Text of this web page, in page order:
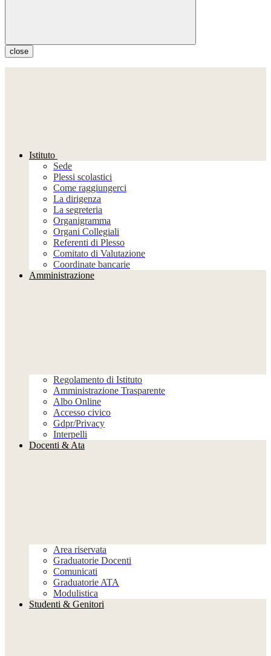
close
Istituto
Sede
Plessi scolastici
Come raggiungerci
La dirigenza
La segreteria
Organigramma
Organi Collegiali
Referenti di Plesso
Comitato di Valutazione
Coordinate bancarie
Amministrazione
Regolamento di Istituto
Amministrazione Trasparente
Albo Online
Accesso civico
Gdpr/Privacy
Interpelli
Docenti & Ata
Area riservata
Graduatorie Docenti
Comunicati
Graduatorie ATA
Modulistica
Studenti & Genitori